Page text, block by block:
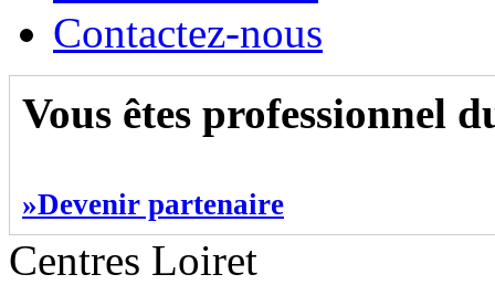
Contactez-nous
Vous êtes professionnel
»Devenir partenaire
Centres Loiret